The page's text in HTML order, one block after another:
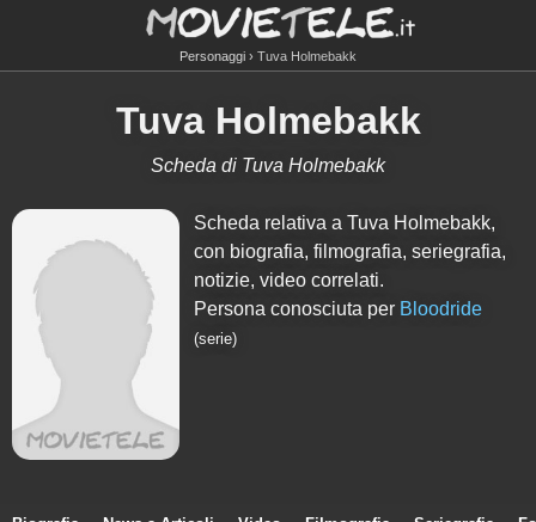
Personaggi Tuva Holmebakk
Tuva Holmebakk
Scheda di Tuva Holmebakk
Scheda relativa a Tuva Holmebakk,
con biografia, filmografia, seriegrafia,
notizie, video correlati.
Persona conosciuta per Bloodride
(serie)